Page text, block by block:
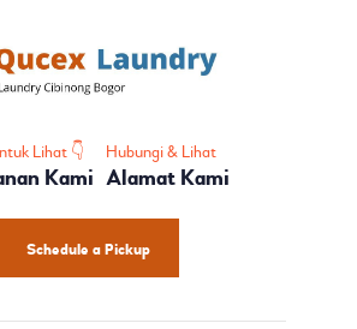
Lihat 👇
Kami
Hubungi & Lihat
Alamat Kami
Schedule a Pickup
CARE
CARE
CARE
LAUNDRY